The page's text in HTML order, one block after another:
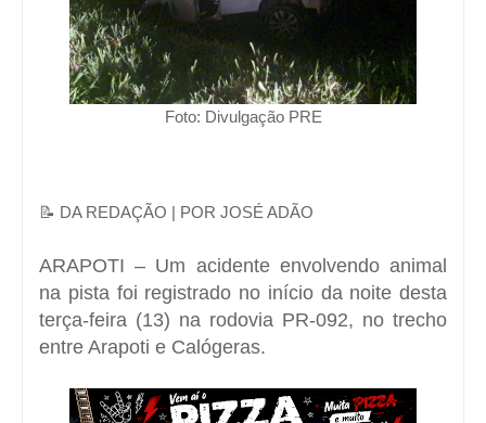
Foto: Divulgação PRE
📝 DA REDAÇÃO | POR JOSÉ ADÃO
ARAPOTI – Um acidente envolvendo animal
na pista foi registrado no início da noite desta
terça-feira (13) na rodovia PR-092, no trecho
entre Arapoti e Calógeras.